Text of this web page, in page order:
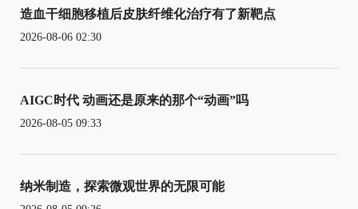
造血干细胞移植后皮肤纤维化治疗有了新靶点
2026-08-06 02:30
AIGC时代 动画还是原来的那个“动画”吗
2026-08-05 09:33
纳米制造，探索微观世界的无限可能